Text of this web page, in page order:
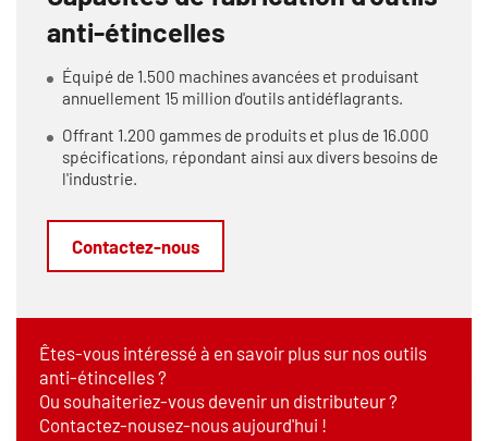
anti-étincelles
Équipé de 1.500 machines avancées et produisant
annuellement 15 million d'outils antidéflagrants.
Offrant 1.200 gammes de produits et plus de 16.000
spécifications, répondant ainsi aux divers besoins de
l'industrie.
Contactez-nous
Êtes-vous intéressé à en savoir plus sur nos outils
anti-étincelles ?
Ou souhaiteriez-vous devenir un distributeur ?
Contactez-nousez-nous aujourd'hui !